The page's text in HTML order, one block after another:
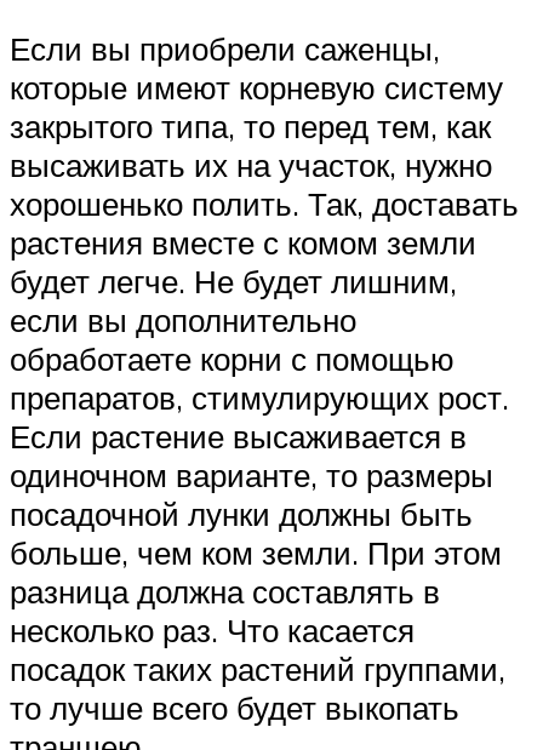
Если вы приобрели саженцы,
которые имеют корневую систему
закрытого типа, то перед тем, как
высаживать их на участок, нужно
хорошенько полить. Так, доставать
растения вместе с комом земли
будет легче. Не будет лишним,
если вы дополнительно
обработаете корни с помощью
препаратов, стимулирующих рост.
Если растение высаживается в
одиночном варианте, то размеры
посадочной лунки должны быть
больше, чем ком земли. При этом
разница должна составлять в
несколько раз. Что касается
посадок таких растений группами,
то лучше всего будет выкопать